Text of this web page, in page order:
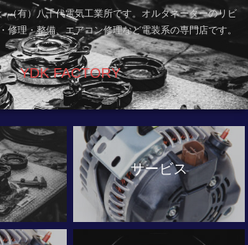
（有）八千代電気工業所です。オルタネーターのリビ
修理・整備、エアコン修理など電装系の専門店です。
YDK FACTORY
サービス